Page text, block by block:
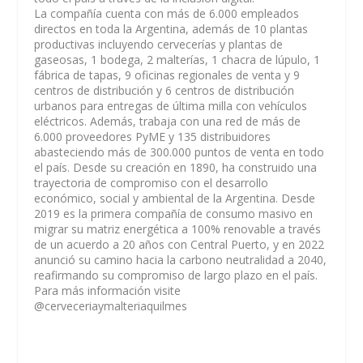
La compañía cuenta con más de 6.000 empleados
directos en toda la Argentina, además de 10 plantas
productivas incluyendo cervecerías y plantas de
gaseosas, 1 bodega, 2 malterías, 1 chacra de lúpulo, 1
fábrica de tapas, 9 oficinas regionales de venta y 9
centros de distribución y 6 centros de distribución
urbanos para entregas de última milla con vehículos
eléctricos. Además, trabaja con una red de más de
6.000 proveedores PyME y 135 distribuidores
abasteciendo más de 300.000 puntos de venta en todo
el país. Desde su creación en 1890, ha construido una
trayectoria de compromiso con el desarrollo
económico, social y ambiental de la Argentina. Desde
2019 es la primera compañía de consumo masivo en
migrar su matriz energética a 100% renovable a través
de un acuerdo a 20 años con Central Puerto, y en 2022
anunció su camino hacia la carbono neutralidad a 2040,
reafirmando su compromiso de largo plazo en el país.
Para más información visite
@cerveceriaymalteriaquilmes